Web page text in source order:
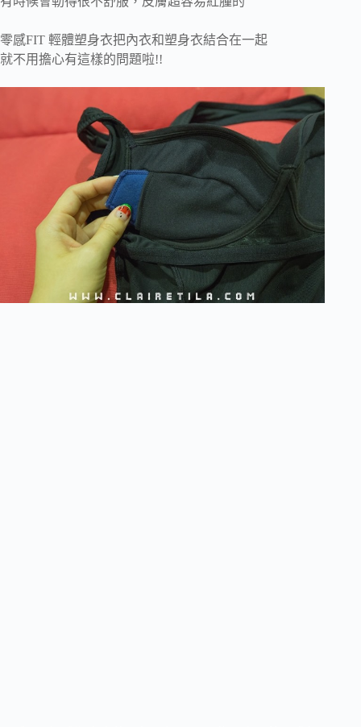
零感FIT 輕體塑身衣把內衣和塑身衣結合在一起
就不用擔心有這樣的問題啦!!